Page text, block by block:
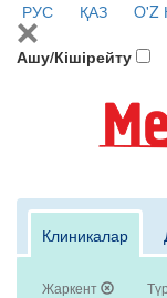
РУС ҚАЗ O'Z
Ашу/Кішірейту
Клиникалар
Жаркент